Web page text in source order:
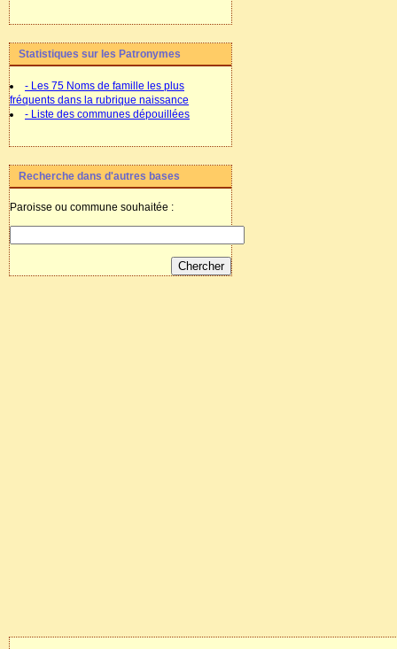
Statistiques sur les Patronymes
- Les 75 Noms de famille les plus
fréquents dans la rubrique naissance
- Liste des communes dépouillées
Recherche dans d'autres bases
Paroisse ou commune souhaitée :